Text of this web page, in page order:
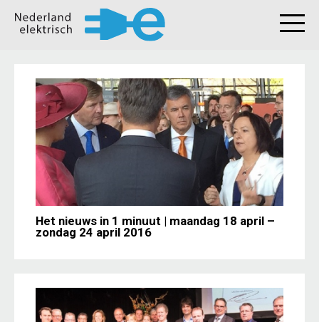
Het nieuws in 1 minuut | maandag 18 april –
zondag 24 april 2016